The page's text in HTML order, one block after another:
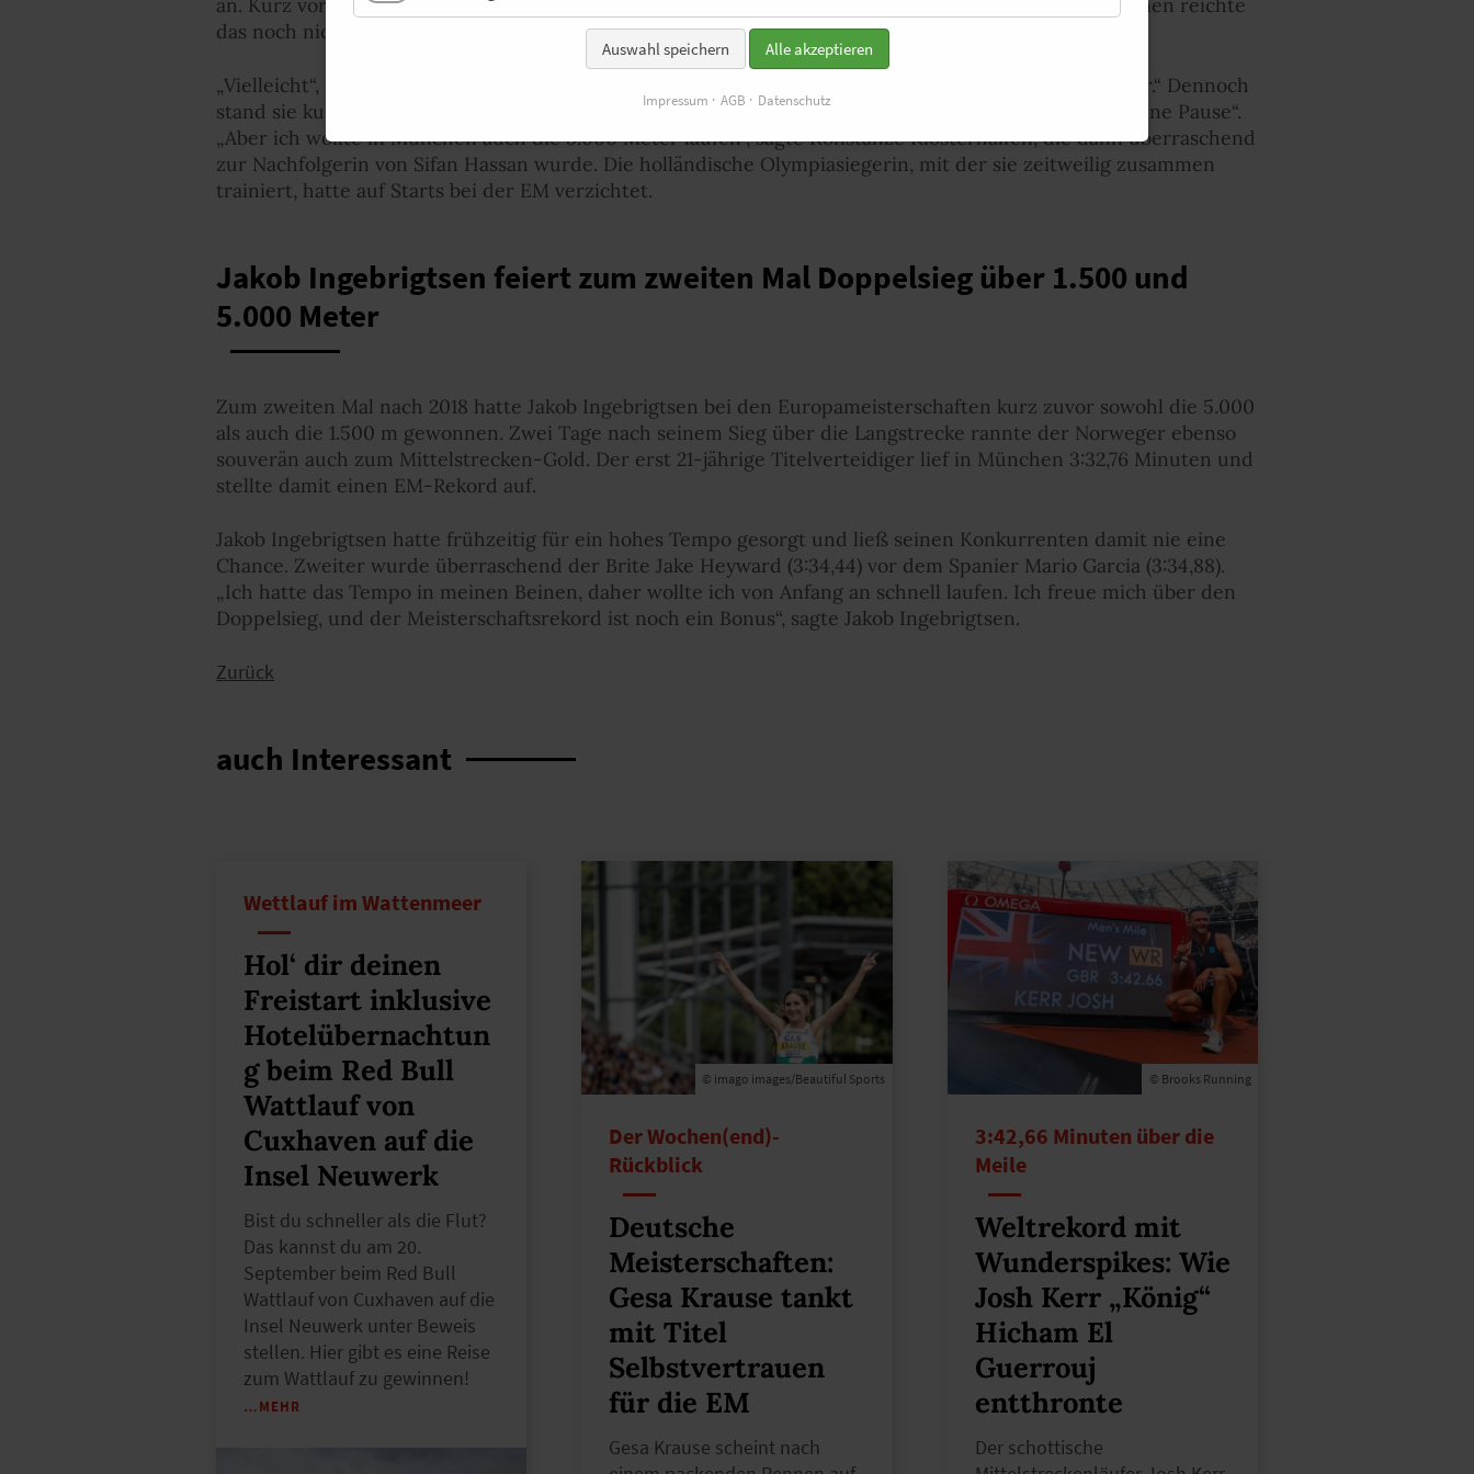
an. Kurz vor der EM zeigte Konstanze Klosterhalfen dann aufsteigende Form, doch im 10.000-m-Rennen reichte
das noch nicht, um am Ende in den Medaillenkampf eingreifen zu können.
„Vielleicht“, mutmaßte sie schon am Montagabend, „ist es zurzeit für mich über 5.000 Meter einfacher.“ Dennoch
stand sie kurz davor auf das 5.000-m-Rennen zu verzichten, „denn mein Trainer sagte, mach lieber eine Pause“.
„Aber ich wollte in München auch die 5.000 Meter laufen“, sagte Konstanze Klosterhalfen, die dann überraschend
zur Nachfolgerin von Sifan Hassan wurde. Die holländische Olympiasiegerin, mit der sie zeitweilig zusammen
trainiert, hatte auf Starts bei der EM verzichtet.
Jakob Ingebrigtsen feiert zum zweiten Mal Doppelsieg über 1.500 und
5.000 Meter
Zum zweiten Mal nach 2018 hatte Jakob Ingebrigtsen bei den Europameisterschaften kurz zuvor sowohl die 5.000
als auch die 1.500 m gewonnen. Zwei Tage nach seinem Sieg über die Langstrecke rannte der Norweger ebenso
souverän auch zum Mittelstrecken-Gold. Der erst 21-jährige Titelverteidiger lief in München 3:32,76 Minuten und
stellte damit einen EM-Rekord auf.
Jakob Ingebrigtsen hatte frühzeitig für ein hohes Tempo gesorgt und ließ seinen Konkurrenten damit nie eine
Chance. Zweiter wurde überraschend der Brite Jake Heyward (3:34,44) vor dem Spanier Mario Garcia (3:34,88).
„Ich hatte das Tempo in meinen Beinen, daher wollte ich von Anfang an schnell laufen. Ich freue mich über den
Doppelsieg, und der Meisterschaftsrekord ist noch ein Bonus“, sagte Jakob Ingebrigtsen.
Zurück
auch Interessant
Wettlauf im Wattenmeer
Hol‘ dir deinen
Freistart inklusive
Hotelübernachtun
g beim Red Bull
Wattlauf von
Cuxhaven auf die
Insel Neuwerk
Bist du schneller als die Flut?
Das kannst du am 20.
September beim Red Bull
Wattlauf von Cuxhaven auf die
Insel Neuwerk unter Beweis
stellen. Hier gibt es eine Reise
zum Wattlauf zu gewinnen!
…MEHR
© imago images/Beautiful Sports
Der Wochen(end)-
Rückblick
Deutsche
Meisterschaften:
Gesa Krause tankt
mit Titel
Selbstvertrauen
für die EM
Gesa Krause scheint nach
© Brooks Running
3:42,66 Minuten über die
Meile
Weltrekord mit
Wunderspikes: Wie
Josh Kerr „König“
Hicham El
Guerrouj
entthronte
Der schottische
Auswahl speichern Alle akzeptieren
Impressum AGB Datenschutz